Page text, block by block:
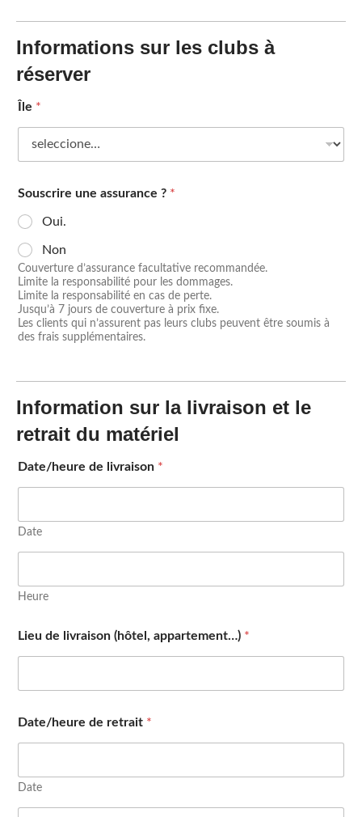
Informations sur les clubs à
réserver
Île *
Souscrire une assurance ? *
Oui.
Non
Couverture d’assurance facultative recommandée.
Limite la responsabilité pour les dommages.
Limite la responsabilité en cas de perte.
Jusqu’à 7 jours de couverture à prix fixe.
Les clients qui n’assurent pas leurs clubs peuvent être soumis à
des frais supplémentaires.
Information sur la livraison et le
retrait du matériel
Date/heure de livraison *
Date
Heure
Lieu de livraison (hôtel, appartement…) *
Date/heure de retrait *
Date